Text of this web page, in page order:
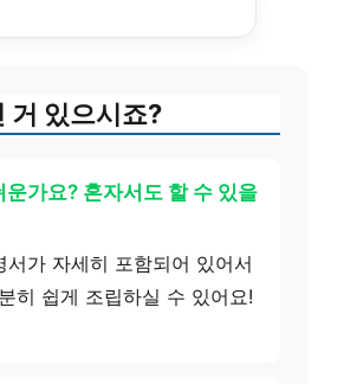
거 있으시죠?
운가요? 혼자서도 할 수 있을
서가 자세히 포함되어 있어서
히 쉽게 조립하실 수 있어요!